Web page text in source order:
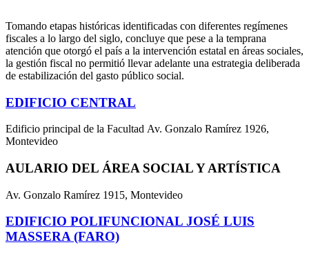
Tomando etapas históricas identificadas con diferentes regímenes
fiscales a lo largo del siglo, concluye que pese a la temprana
atención que otorgó el país a la intervención estatal en áreas sociales,
la gestión fiscal no permitió llevar adelante una estrategia deliberada
de estabilización del gasto público social.
EDIFICIO CENTRAL
Edificio principal de la Facultad Av. Gonzalo Ramírez 1926,
Montevideo
AULARIO DEL ÁREA SOCIAL Y ARTÍSTICA
Av. Gonzalo Ramírez 1915, Montevideo
EDIFICIO POLIFUNCIONAL JOSÉ LUIS
MASSERA (FARO)